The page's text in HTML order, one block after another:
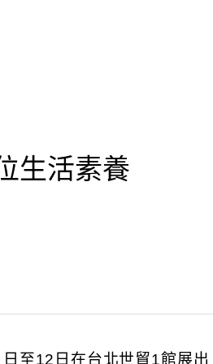
生活素養
12日在台北世貿1館展出，